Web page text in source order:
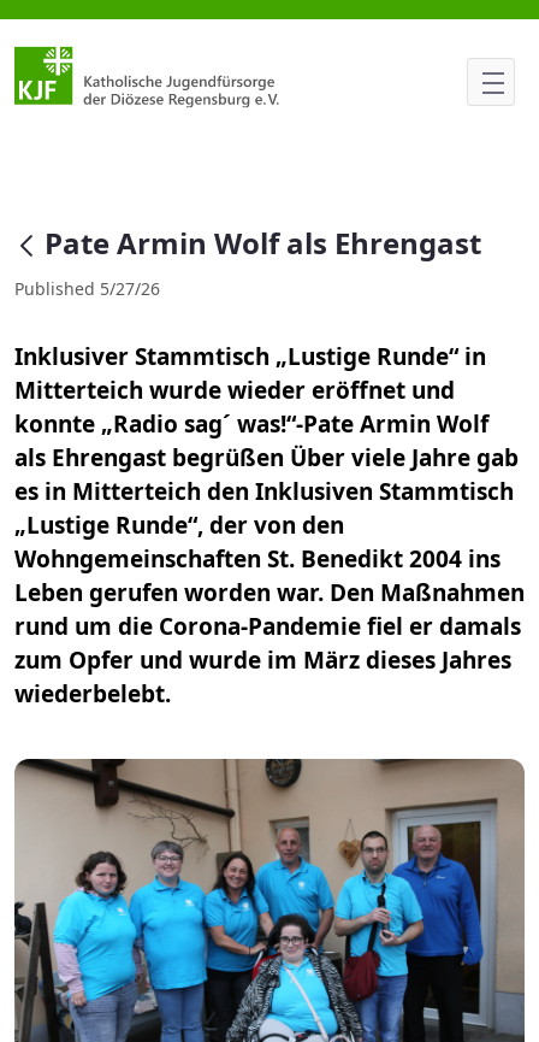
Pate Armin Wolf als Ehrengast
null
Pate Armin Wolf als Ehrengast
Published 5/27/26
Inklusiver Stammtisch „Lustige Runde“ in
Mitterteich wurde wieder eröffnet und
konnte „Radio sag´ was!“-Pate Armin Wolf
als Ehrengast begrüßen Über viele Jahre gab
es in Mitterteich den Inklusiven Stammtisch
„Lustige Runde“, der von den
Wohngemeinschaften St. Benedikt 2004 ins
Leben gerufen worden war. Den Maßnahmen
rund um die Corona-Pandemie fiel er damals
zum Opfer und wurde im März dieses Jahres
wiederbelebt.